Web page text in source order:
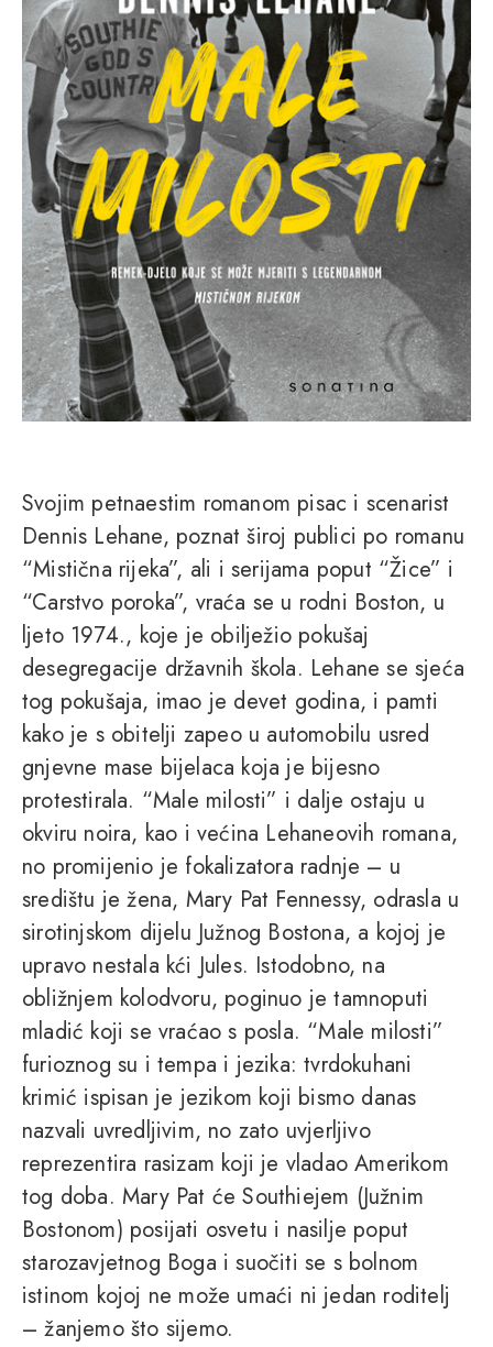
Svojim petnaestim romanom pisac i scenarist
Dennis Lehane, poznat široj publici po romanu
“Mistična rijeka”, ali i serijama poput “Žice” i
“Carstvo poroka”, vraća se u rodni Boston, u
ljeto 1974., koje je obilježio pokušaj
desegregacije državnih škola. Lehane se sjeća
tog pokušaja, imao je devet godina, i pamti
kako je s obitelji zapeo u automobilu usred
gnjevne mase bijelaca koja je bijesno
protestirala. “Male milosti” i dalje ostaju u
okviru noira, kao i većina Lehaneovih romana,
no promijenio je fokalizatora radnje – u
središtu je žena, Mary Pat Fennessy, odrasla u
sirotinjskom dijelu Južnog Bostona, a kojoj je
upravo nestala kći Jules. Istodobno, na
obližnjem kolodvoru, poginuo je tamnoputi
mladić koji se vraćao s posla. “Male milosti”
furioznog su i tempa i jezika: tvrdokuhani
krimić ispisan je jezikom koji bismo danas
nazvali uvredljivim, no zato uvjerljivo
reprezentira rasizam koji je vladao Amerikom
tog doba. Mary Pat će Southiejem (Južnim
Bostonom) posijati osvetu i nasilje poput
starozavjetnog Boga i suočiti se s bolnom
istinom kojoj ne može umaći ni jedan roditelj
– žanjemo što sijemo.